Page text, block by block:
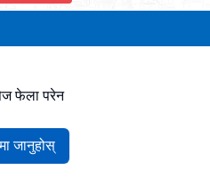
फेला परेन
जानुहोस्